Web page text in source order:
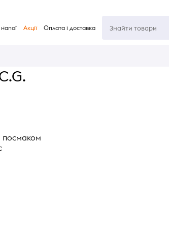
Акції Оплата і доставка
посмаком